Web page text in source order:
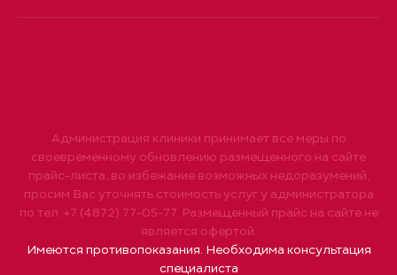
Администрация клиники принимает все меры по
своевременному обновлению размещенного на сайте
прайс-листа, во избежание возможных недоразумений,
просим Вас уточнять стоимость услуг у администратора
по тел. +7 (4872) 77-05-77. Размещенный прайс на сайте не
является офертой.
Имеются противопоказания. Необходима консультация
специалиста